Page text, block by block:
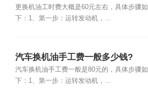
更换机油工时费大概是60元左右，具体步骤如
下：1、第一步：运转发动机，...
汽车换机油手工费一般多少钱?
汽车换机油手工费一般是80元的，具体步骤如
下：1、第一步：运转发动机，...